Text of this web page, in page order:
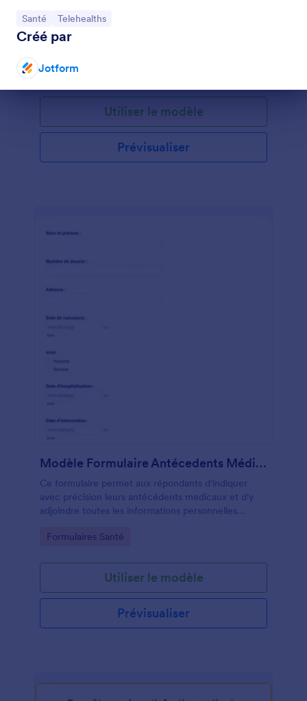
Accéder à la catégorie :
Santé Accéder à la catégorie :
Telehealths
Créé par
Jotform
Fin de la conversation
Le Formulaire de Consultation en Nutrition aide les
diététistes à recueillir les apports des clients et à
améliorer la nutrition et les habitudes alimentaires
Go to Category:
Formulaires Santé
Utiliser le modèle
Prévisualiser
Modèle Formulaire Antécedents Médicaux
Ce formulaire permet aux répondants d'indiquer
avec précision leurs antécédents medicaux et d'y
adjoindre toutes les informations personnelles
Go to Category:
Formulaires Santé
Utiliser le modèle
Prévisualiser